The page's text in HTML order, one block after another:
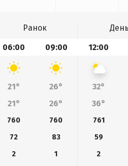
Ранок День
06:00 09:00 12:00
21° 26° 32°
21° 26° 36°
760 760 761
72 83 59
2 1 2